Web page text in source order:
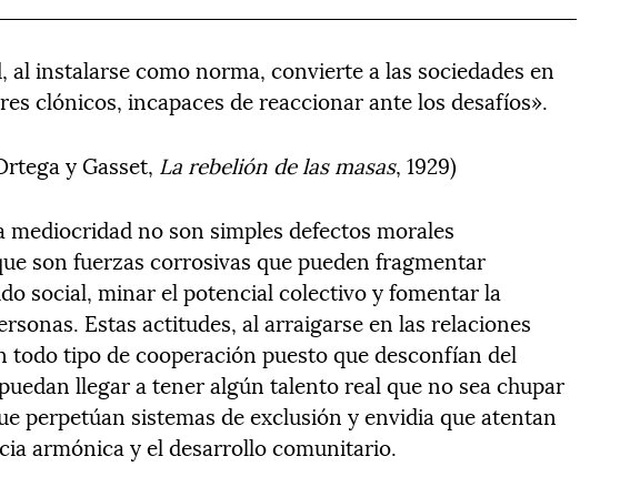
al instalarse como norma, convierte a las sociedades en
clónicos, incapaces de reaccionar ante los desafíos».
y Gasset, La rebelión de las masas, 1929)
mediocridad no son simples defectos morales
son fuerzas corrosivas que pueden fragmentar
social, minar el potencial colectivo y fomentar la
Estas actitudes, al arraigarse en las relaciones
todo tipo de cooperación puesto que desconfían del
llegar a tener algún talento real que no sea chupar
perpetúan sistemas de exclusión y envidia que atentan
armónica y el desarrollo comunitario.